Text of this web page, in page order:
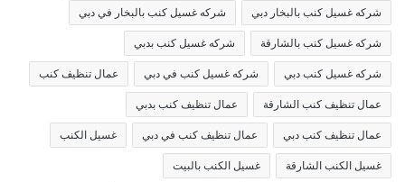
شركه غسيل كنب بالبخار دبي شركه غسيل كنب بالبخار في دبي
شركه غسيل كنب بالشارقة شركه غسيل كنب بدبي
شركه غسيل كنب دبي شركه غسيل كنب في دبي عمال تنظيف كنب
عمال تنظيف كنب الشارقة عمال تنظيف كنب بدبي
عمال تنظيف كنب دبي عمال تنظيف كنب في دبي غسيل الكنب
غسيل الكنب الشارقة غسيل الكنب بالبيت